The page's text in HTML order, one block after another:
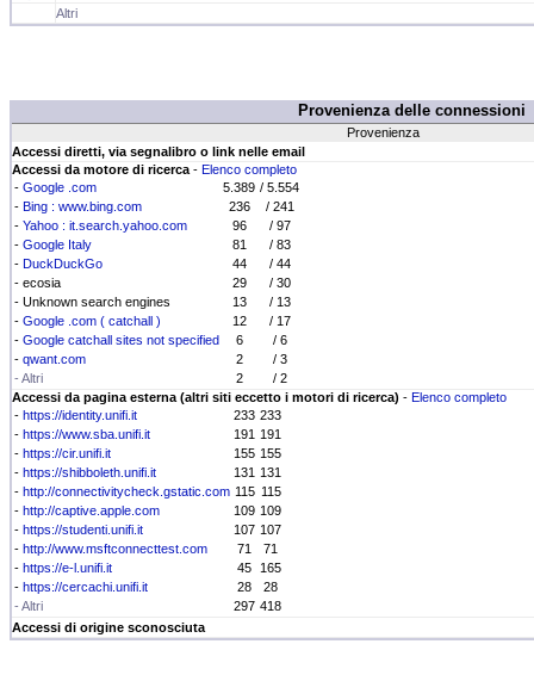
Altri
Provenienza delle connessioni
Provenienza
Accessi diretti, via segnalibro o link nelle email
Accessi da motore di ricerca - Elenco completo
- Google .com 5.389 / 5.554
- Bing : www.bing.com 236
/ 241
- Yahoo : it.search.yahoo.com 96
/ 97
- Google Italy 81
/ 83
- DuckDuckGo 44
/ 44
- ecosia
29
/ 30
- Unknown search engines
13
/ 13
- Google .com ( catchall ) 12
/ 17
- Google catchall sites not specified 6
/ 6
- qwant.com 2
/ 3
- Altri
2
/ 2
Accessi da pagina esterna (altri siti eccetto i motori di ricerca) - Elenco completo
- https://identity.unifi.it 233 233
- https://www.sba.unifi.it 191 191
- https://cir.unifi.it 155 155
- https://shibboleth.unifi.it 131 131
- http://connectivitycheck.gstatic.com 115 115
- http://captive.apple.com 109 109
- https://studenti.unifi.it 107 107
- http://www.msftconnecttest.com 71
71
- https://e-l.unifi.it 45
165
- https://cercachi.unifi.it 28
28
- Altri
297 418
Accessi di origine sconosciuta